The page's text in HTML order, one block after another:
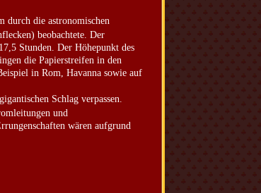
durch die astronomischen
beobachtete. Der
Stunden. Der Höhepunkt des
die Papierstreifen in den
in Rom, Havanna sowie auf
Schlag verpassen.
und
wären aufgrund